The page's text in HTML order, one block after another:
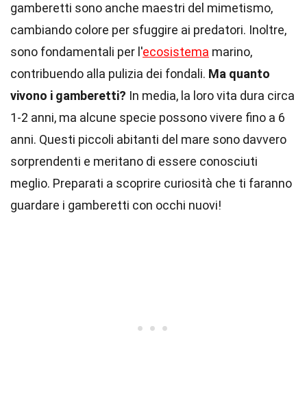
gamberetti sono anche maestri del mimetismo,
cambiando colore per sfuggire ai predatori. Inoltre,
sono fondamentali per l'ecosistema marino,
contribuendo alla pulizia dei fondali. Ma quanto
vivono i gamberetti? In media, la loro vita dura circa
1-2 anni, ma alcune specie possono vivere fino a 6
anni. Questi piccoli abitanti del mare sono davvero
sorprendenti e meritano di essere conosciuti
meglio. Preparati a scoprire curiosità che ti faranno
guardare i gamberetti con occhi nuovi!